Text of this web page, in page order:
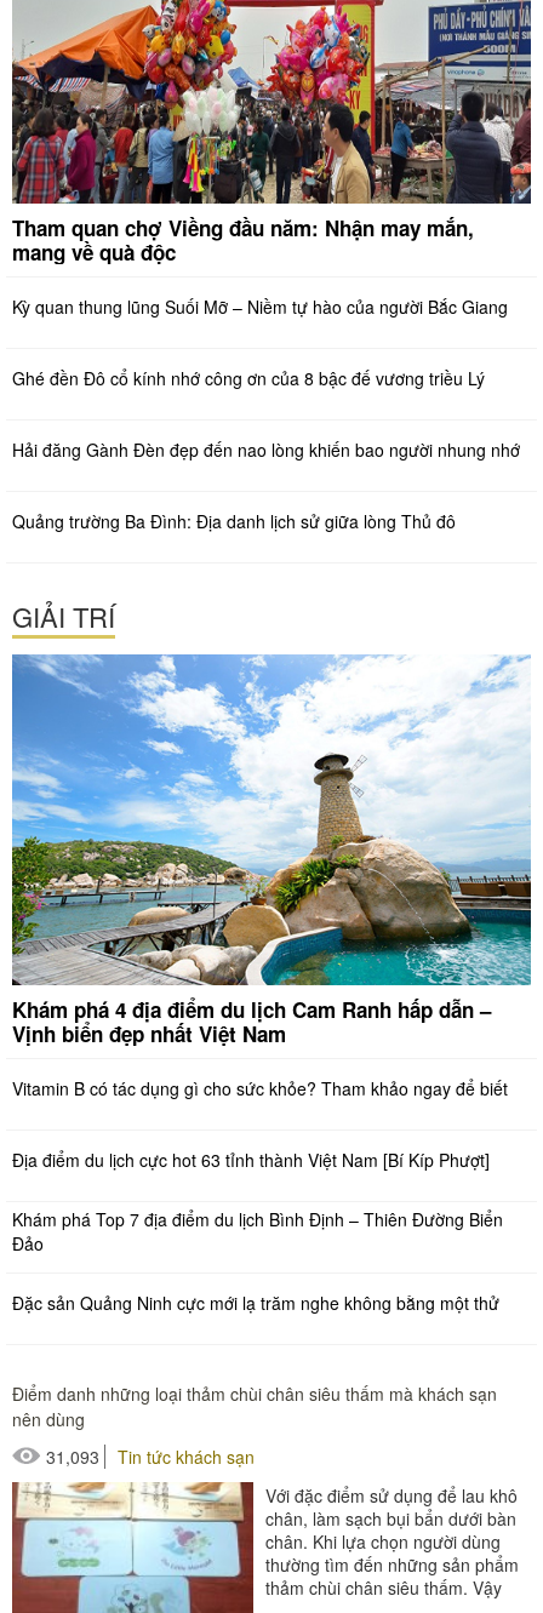
Tham quan chợ Viềng đầu năm: Nhận may mắn,
mang về quà độc
Kỳ quan thung lũng Suối Mỡ – Niềm tự hào của người Bắc Giang
Ghé đền Đô cổ kính nhớ công ơn của 8 bậc đế vương triều Lý
Hải đăng Gành Đèn đẹp đến nao lòng khiến bao người nhung nhớ
Quảng trường Ba Đình: Địa danh lịch sử giữa lòng Thủ đô
GIẢI TRÍ
Khám phá 4 địa điểm du lịch Cam Ranh hấp dẫn –
Vịnh biển đẹp nhất Việt Nam
Vitamin B có tác dụng gì cho sức khỏe? Tham khảo ngay để biết
Địa điểm du lịch cực hot 63 tỉnh thành Việt Nam [Bí Kíp Phượt]
Khám phá Top 7 địa điểm du lịch Bình Định – Thiên Đường Biển
Đảo
Đặc sản Quảng Ninh cực mới lạ trăm nghe không bằng một thử
Điểm danh những loại thảm chùi chân siêu thấm mà khách sạn
nên dùng
31,093
Tin tức khách sạn
Với đặc điểm sử dụng để lau khô
chân, làm sạch bụi bẩn dưới bàn
chân. Khi lựa chọn người dùng
thường tìm đến những sản phẩm
thảm chùi chân siêu thấm. Vậy